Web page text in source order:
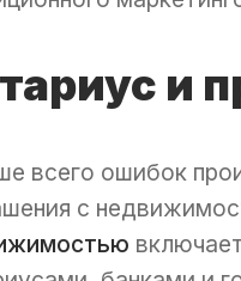
и
всего ошибок
с